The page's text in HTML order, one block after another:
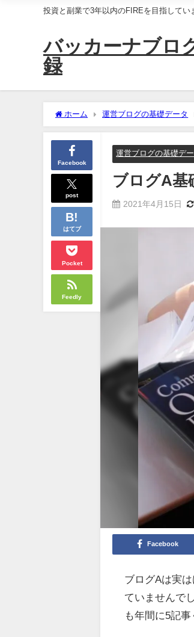
投資と副業で3年以内のFIREを目指して
バッカーナブロ
録
ホーム 運営ブログの基礎データ
Facebook
post
はてブ
Pocket
Feedly
運営ブログの基礎デ
ブログA基
2021年4月15日
Facebook
ブログAは実
ていませんで
も年間に5記事